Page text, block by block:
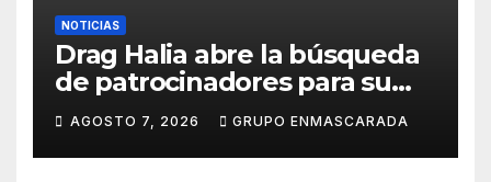
NOTICIAS
Drag Halia abre la búsqueda
de patrocinadores para su
participación en el Carnaval
de Las Palmas de Gran
Canaria 2027
AGOSTO 7, 2026 GRUPO ENMASCARADA